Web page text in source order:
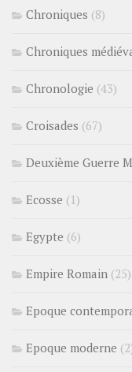
Chroniques (8)
Chroniques
Chronologie (43)
Croisades (67)
Deuxième Guerre
Ecosse (1)
Egypte (6)
Empire Romain (25)
Epoque
Epoque moderne